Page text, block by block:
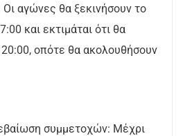
αγώνες θα ξεκινήσουν το
και εκτιμάται ότι θα
οπότε θα ακολουθήσουν
συμμετοχών: Μέχρι